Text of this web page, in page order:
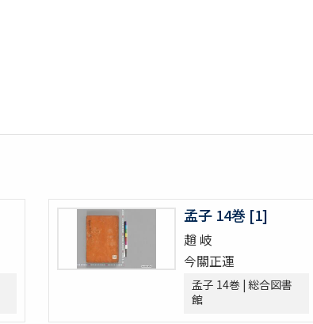
孟子 14巻 [1]
趙 岐
今關正運
孟子 14巻 | 総合図書
館